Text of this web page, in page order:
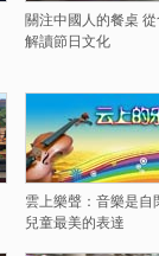
關注中國人的餐桌
解讀節日文化
雲上樂聲：音樂是自
兒童最美的表達